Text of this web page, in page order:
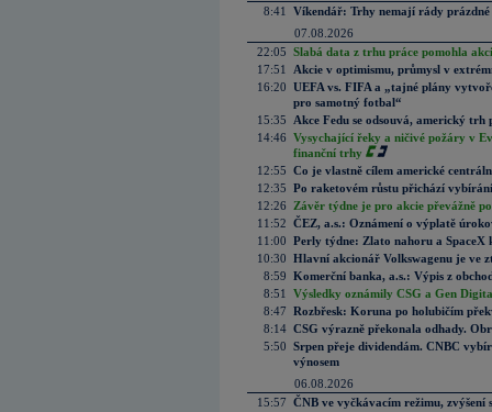
8:41
Víkendář: Trhy nemají rády prázdné
07.08.2026
22:05 Slabá data z trhu práce pomohla
17:51
Akcie v optimismu, průmysl v
16:20 UEFA vs. FIFA a „tajné plány
pro samotný fotbal“
15:35
Akce Fedu se odsouvá, americký
14:46 Vysychající řeky a ničivé požáry v
finanční trhy
12:55 Co je vlastně cílem americké
12:35 Po raketovém růstu přichází
12:26
Závěr týdne je pro akcie převážně
11:52 ČEZ, a.s.: Oznámení o výplatě
11:00 Perly týdne: Zlato nahoru a SpaceX
10:30 Hlavní akcionář Volkswagenu je ve
8:59 Komerční banka, a.s.: Výpis z
8:51
Výsledky oznámily CSG a Gen
8:47 Rozbřesk: Koruna po holubičím
8:14 CSG výrazně překonala odhady.
5:50 Srpen přeje dividendám. CNBC
výnosem
06.08.2026
15:57 ČNB ve vyčkávacím režimu, zvýšení